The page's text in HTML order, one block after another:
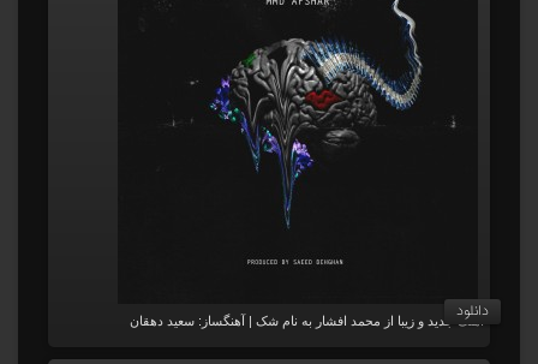
آهنگ جدید و زیبا از محمد افشار به نام شک | آهنگساز: سعید دهقان
دانلود